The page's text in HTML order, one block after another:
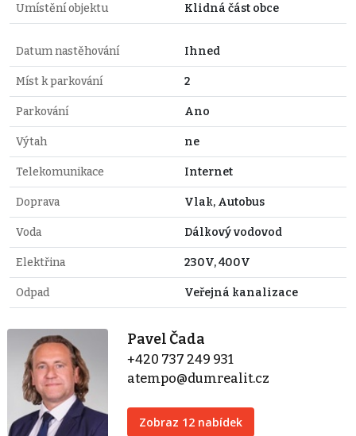
Umístění objektu Klidná část obce
Datum nastěhování Ihned
Míst k parkování 2
Parkování Ano
Výtah ne
Telekomunikace Internet
Doprava Vlak, Autobus
Voda Dálkový vodovod
Elektřina 230V, 400V
Odpad Veřejná kanalizace
Pavel Čada
+420 737 249 931
atempo@dumrealit.cz
Zobraz 12 nabídek